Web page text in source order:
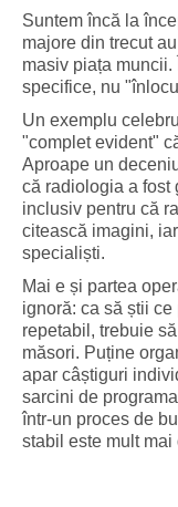
Suntem încă la
majore din trecut
masiv piața muncii.
specifice, nu
Un exemplu
"complet evident"
Aproape un
că radiologia a fost
inclusiv pentru că
citească imagini,
specialiști.
Mai e și partea
ignoră: ca să știi
repetabil, trebuie
măsori. Puține
apar câștiguri
sarcini de
într-un proces de
stabil este mult